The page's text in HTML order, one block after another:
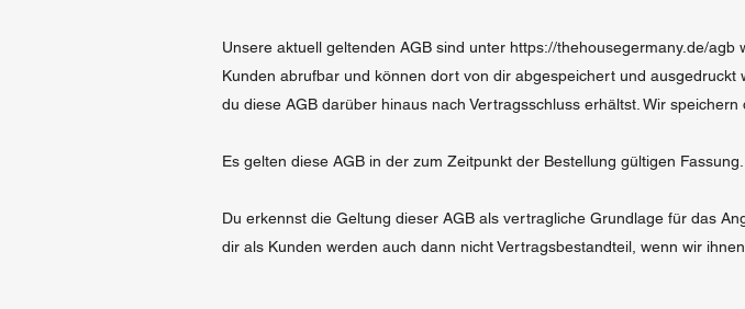
Unsere aktuell geltenden AGB sind unter https://thehousegermany.de/
Kunden abrufbar und können dort von dir abgespeichert und
du diese AGB darüber hinaus nach Vertragsschluss erhältst. Wir
Es gelten diese AGB in der zum Zeitpunkt der Bestellung gültigen Fassung.
Du erkennst die Geltung dieser AGB als vertragliche Grundlage für das
dir als Kunden werden auch dann nicht Vertragsbestandteil, wenn wir